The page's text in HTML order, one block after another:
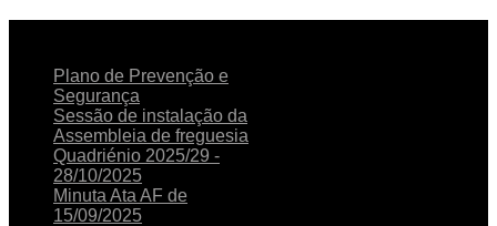
Plano de Prevenção e
Segurança
Sessão de instalação da
Assembleia de freguesia
Quadriénio 2025/29 -
28/10/2025
Minuta Ata AF de
15/09/2025